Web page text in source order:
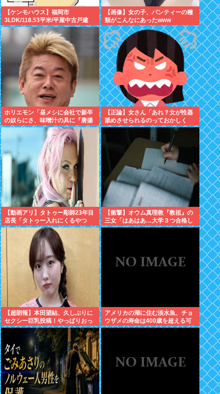
【ケンモハウス】福岡市
3LDK/118.53平米/平屋中古戸建
て/3,500万円 ありか？
【画像】女の子、パンティーの種
類がこんなにあったwww
ホリエモン「昼メシに会社で新卒
の奴らにさ、味噌汁の具に『唐揚
げがない理由』わかるか？って聞
いたの」
【正論】女さん「あれ？女が性器
舐めさせられるのっておかしく
ね？」6まんいいね
【動画アリ】タトゥー彫師23年目
店長「タトゥー入れにくるやつ
99%バカです」←これ！
【衝撃】オウム真理教『教祖』の
三女「はあはあ…大学３つ合格し
たぞ！！！」大学
【超朗報】本田望結、久しぶりに
セクシー巨乳投稿！やっぱりおっ
ぱいでかかった！
アメリカの湖に住む淡水魚、チョ
ウザメの寿命は400歳を超える可
能性